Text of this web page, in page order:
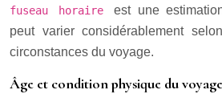
fuseau horaire est une
peut varier considérablement
circonstances du voyage.
Âge et condition physique du